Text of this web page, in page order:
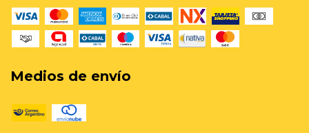
Medios de envío